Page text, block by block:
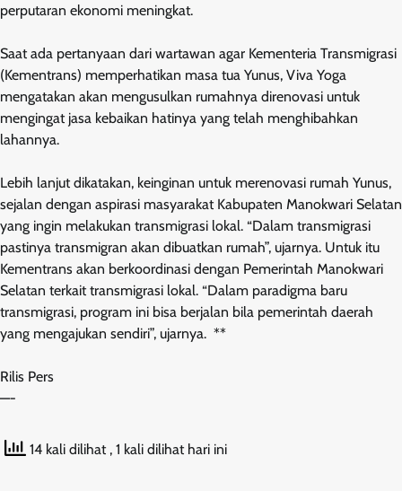
perputaran ekonomi meningkat.
Saat ada pertanyaan dari wartawan agar Kementeria Transmigrasi
(Kementrans) memperhatikan masa tua Yunus, Viva Yoga
mengatakan akan mengusulkan rumahnya direnovasi untuk
mengingat jasa kebaikan hatinya yang telah menghibahkan
lahannya.
Lebih lanjut dikatakan, keinginan untuk merenovasi rumah Yunus,
sejalan dengan aspirasi masyarakat Kabupaten Manokwari Selatan
yang ingin melakukan transmigrasi lokal. “Dalam transmigrasi
pastinya transmigran akan dibuatkan rumah”, ujarnya. Untuk itu
Kementrans akan berkoordinasi dengan Pemerintah Manokwari
Selatan terkait transmigrasi lokal. “Dalam paradigma baru
transmigrasi, program ini bisa berjalan bila pemerintah daerah
yang mengajukan sendiri”, ujarnya. **
Rilis Pers
—-
14 kali dilihat , 1 kali dilihat hari ini